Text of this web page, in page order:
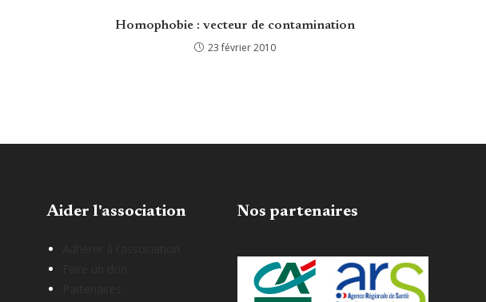
Homophobie : vecteur de contamination
23 février 2010
Aider l'association Nos partenaires